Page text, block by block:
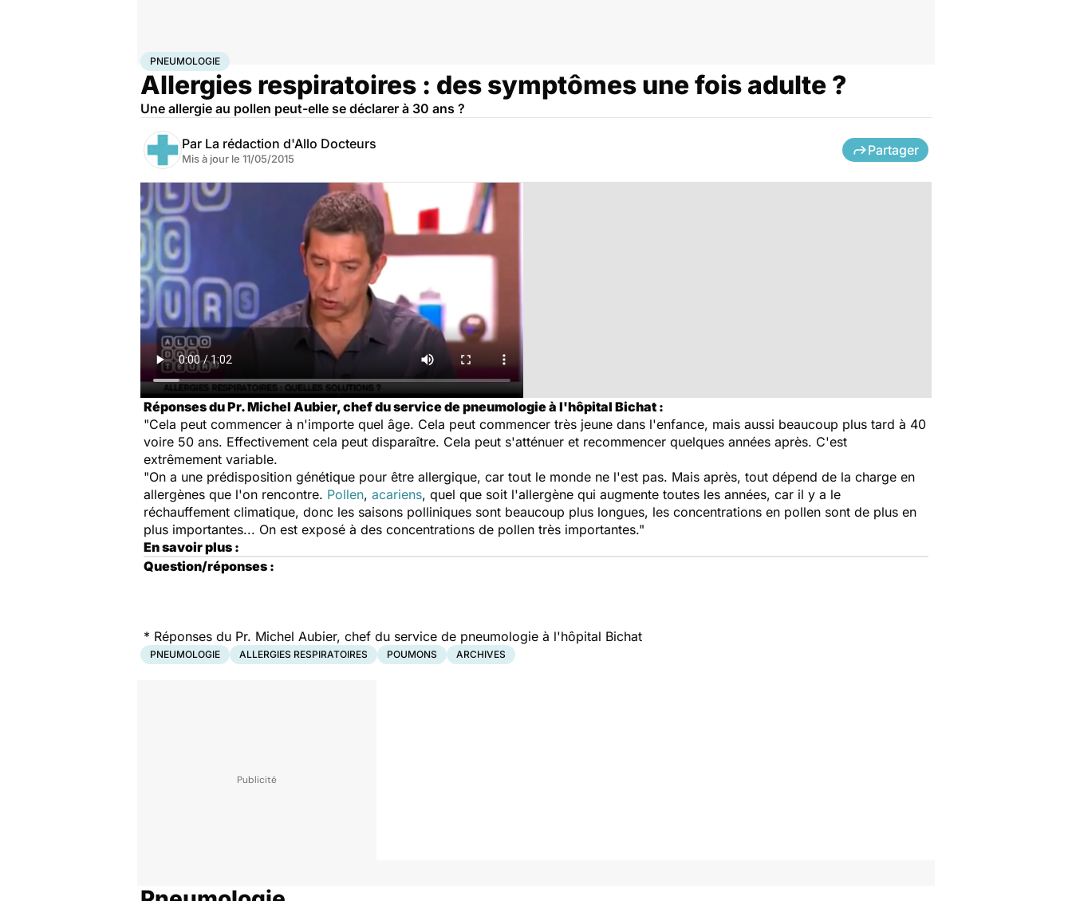
AccueilSantéMaladies
PNEUMOLOGIE
Allergies respiratoires : des symptômes une fois adulte ?
Une allergie au pollen peut-elle se déclarer à 30 ans ?
Par La rédaction d'Allo Docteurs
Mis à jour le 11/05/2015
Partager
Réponses du Pr. Michel Aubier, chef du service de pneumologie à l'hôpital Bichat :
"Cela peut commencer à n'importe quel âge. Cela peut commencer très jeune dans l'enfance, mais aussi beaucoup plus tard à 40
voire 50 ans. Effectivement cela peut disparaître. Cela peut s'atténuer et recommencer quelques années après. C'est
extrêmement variable.
"On a une prédisposition génétique pour être allergique, car tout le monde ne l'est pas. Mais après, tout dépend de la charge en
allergènes que l'on rencontre. Pollen, acariens, quel que soit l'allergène qui augmente toutes les années, car il y a le
réchauffement climatique, donc les saisons polliniques sont beaucoup plus longues, les concentrations en pollen sont de plus en
plus importantes... On est exposé à des concentrations de pollen très importantes."
En savoir plus :
Question/réponses :
* Réponses du Pr. Michel Aubier, chef du service de pneumologie à l'hôpital Bichat
PNEUMOLOGIE ALLERGIES RESPIRATOIRES POUMONS ARCHIVES